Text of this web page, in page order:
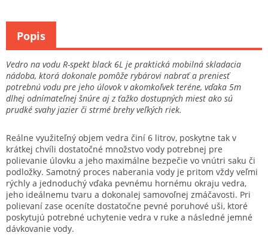
Vedro na vodu R-spekt black 6L je praktická mobilná skladacia
nádoba, ktorá dokonale pomôže rybárovi nabrať a preniesť
potrebnú vodu pre jeho úlovok v akomkoľvek teréne, vďaka 5m
dlhej odnímateľnej šnúre aj z ťažko dostupných miest ako sú
prudké svahy jazier či strmé brehy veľkých riek.
Reálne využiteľný objem vedra činí 6 litrov, poskytne tak v
krátkej chvíli dostatočné množstvo vody potrebnej pre
polievanie úlovku a jeho maximálne bezpečie vo vnútri saku či
podložky. Samotný proces naberania vody je pritom vždy veľmi
rýchly a jednoduchý vďaka pevnému hornému okraju vedra,
jeho ideálnemu tvaru a dokonalej samovoľnej zmáčavosti. Pri
polievaní zase oceníte dostatočne pevné poruhové uši, ktoré
poskytujú potrebné uchytenie vedra v ruke a následné jemné
dávkovanie vody.
Popis